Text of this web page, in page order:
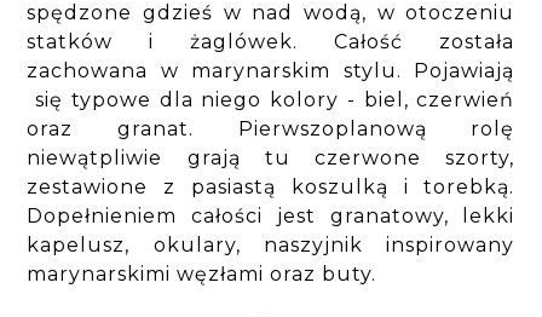
spędzone gdzieś w nad wodą, w otoczeniu
statków i żaglówek. Całość została
zachowana w marynarskim stylu. Pojawiają
się typowe dla niego kolory - biel, czerwień
oraz granat. Pierwszoplanową rolę
niewątpliwie grają tu czerwone szorty,
zestawione z pasiastą koszulką i torebką.
Dopełnieniem całości jest granatowy, lekki
kapelusz, okulary, naszyjnik inspirowany
marynarskimi węzłami oraz buty.